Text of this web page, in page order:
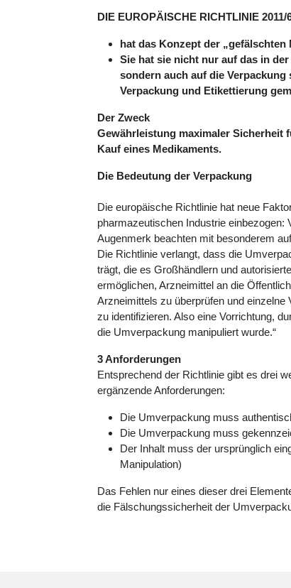
DIE EUROPÄISCHE RICHTLINIE 2011/
hat das Konzept der „gefälschten
Sie hat sie nicht nur auf das in
sondern auch auf die
Verpackung und Etikettierung
Der Zweck
Gewährleistung maximaler Sicherheit
Kauf eines Medikaments.
Die Bedeutung der Verpackung
Die europäische Richtlinie hat neue
pharmazeutischen Industrie einbezogen:
Augenmerk beachten mit besonderem
Die Richtlinie verlangt, dass die
trägt, die es Großhändlern und
ermöglichen, Arzneimittel an die
Arzneimittels zu überprüfen und einzelne
zu identifizieren. Also eine Vorrichtung,
die Umverpackung manipuliert wurde.“
3 Anforderungen
Entsprechend der Richtlinie gibt es drei
ergänzende Anforderungen:
Die Umverpackung muss
Die Umverpackung muss
Der Inhalt muss der ursprünglich
Manipulation)
Das Fehlen nur eines dieser drei
die Fälschungssicherheit der